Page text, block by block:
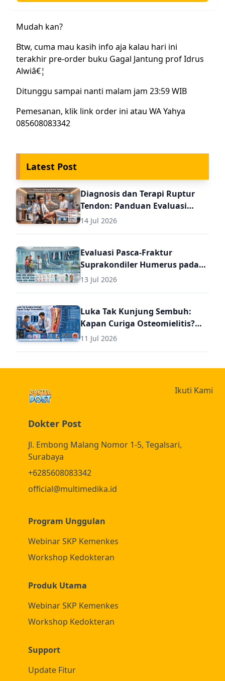
Mudah kan?
Btw, cuma mau kasih info aja kalau hari ini
terakhir pre-order buku Gagal Jantung prof Idrus
Alwiâ€¦
Ditunggu sampai nanti malam jam 23:59 WIB
Pemesanan, klik link order ini atau WA Yahya
085608083342
Latest Post
Diagnosis dan Terapi Ruptur
Tendon: Panduan Evaluasi
Pasca Perbaikan untuk Dokter
14 Jul 2026
Evaluasi Pasca-Fraktur
Suprakondiler Humerus pada
Anak: Panduan Komprehensif
13 Jul 2026
Luka Tak Kunjung Sembuh:
Kapan Curiga Osteomielitis?
Panduan Komprehensif
Umum (Termasuk Dosis Obat
11 Jul 2026
Dokter Post
Jl. Embong Malang Nomor 1-5, Tegalsari,
Surabaya
+6285608083342
official@multimedika.id
Program Unggulan
Webinar SKP Kemenkes
Workshop Kedokteran
Produk Utama
Webinar SKP Kemenkes
Workshop Kedokteran
Support
Update Fitur
Ikuti Kami